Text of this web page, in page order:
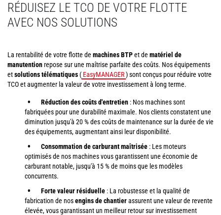
RÉDUISEZ LE TCO DE VOTRE FLOTTE
AVEC NOS SOLUTIONS
La rentabilité de votre flotte de machines BTPet de matériel de
manutentionrepose sur une maîtrise parfaite des coûts. Nos équipements
etsolutions télématiques ( EasyMANAGER) sont conçus pour réduire votre
TCO et augmenter la valeur de votre investissement à long terme.
Réduction des coûts d'entretien : Nos machines sont
fabriquées pour une durabilité maximale. Nos clients constatent une
diminution jusqu'à 20 % des coûts de maintenance sur la durée de vie
des équipements, augmentant ainsi leur disponibilité.
Consommation de carburant maîtrisée : Les moteurs
optimisés de nos machines vous garantissent une économie de
carburant notable, jusqu'à 15 % de moins que les modèles
concurrents.
Forte valeur résiduelle : La robustesse et la qualité de
fabrication de nosengins de chantierassurent une valeur de revente
élevée, vous garantissant un meilleur retour sur investissement